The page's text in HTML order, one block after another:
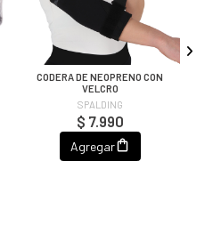
CODERA DE NEOPRENO CON
VELCRO
SPALDING
$ 7.990
Agregar